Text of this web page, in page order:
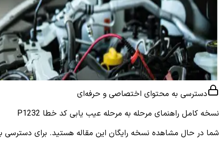
دسترسی به محتوای اختصاصی و حرفه‌ای
نسخه کامل راهنمای مرحله به مرحله عیب یابی کد خطا P1232
شما در حال مشاهده نسخه رایگان این مقاله هستید. برای دسترسی